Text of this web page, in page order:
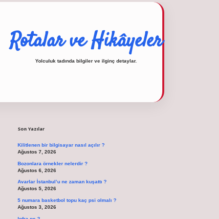
Rotalar ve Hikâyeler
Yolculuk tadında bilgiler ve ilginç detaylar.
Son Yazılar
Kilitlenen bir bilgisayar nasıl açılır ?
Ağustos 7, 2026
Bozonlara örnekler nelerdir ?
Ağustos 6, 2026
Avarlar İstanbul’u ne zaman kuşattı ?
Ağustos 5, 2026
5 numara basketbol topu kaç psi olmalı ?
Ağustos 3, 2026